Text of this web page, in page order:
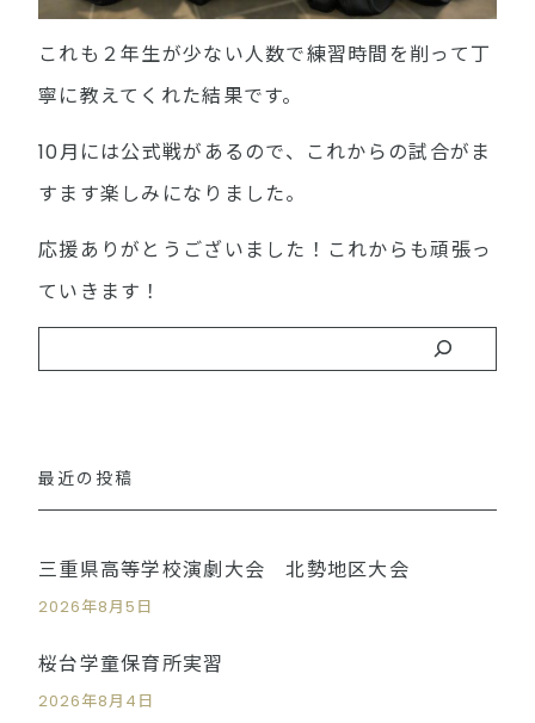
これも２年生が少ない人数で練習時間を削って丁
寧に教えてくれた結果です。
10月には公式戦があるので、これからの試合がま
すます楽しみになりました。
応援ありがとうございました！これからも頑張っ
ていきます！
最近の投稿
三重県高等学校演劇大会 北勢地区大会
2026年8月5日
桜台学童保育所実習
2026年8月4日